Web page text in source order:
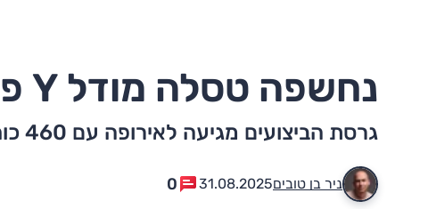
נחשפה טסלה מודל Y פרפורמנס
גרסת הביצועים מגיעה לאירופה עם 460 כוחות סוס. בישראל, עוד לא
ניר בן טובים31.08.2025
0